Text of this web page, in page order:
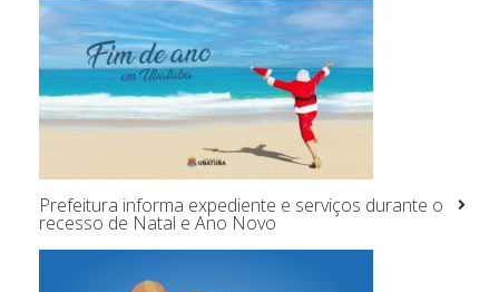
Prefeitura informa expediente e serviços durante o
recesso de Natal e Ano Novo